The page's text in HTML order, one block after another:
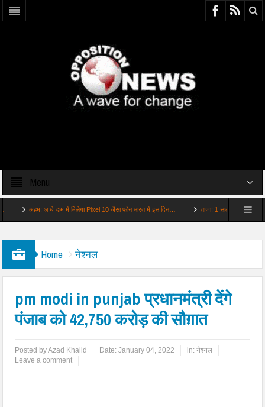
Menu
अहम: आधे दाम में मिलेगा Pixel 10 जैसा फोन भारत में इस दिन… ताजा: 1 साल आराम कराइए बुमराह
Home नेश्नल
pm modi in punjab प्रधानमंत्री देंगे
पंजाब को 42,750 करोड़ की सौग़ात
Posted byAzad Khalid Date:January 04, 2022 in:नेश्नल
Leave a comment